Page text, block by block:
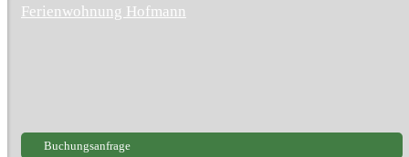
Ferienwohnung Hofmann
Buchungsanfrage